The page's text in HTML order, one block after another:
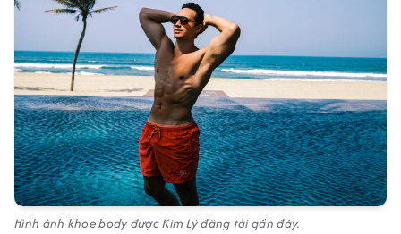
Hình ảnh khoe body được Kim Lý đăng tải gần đây.